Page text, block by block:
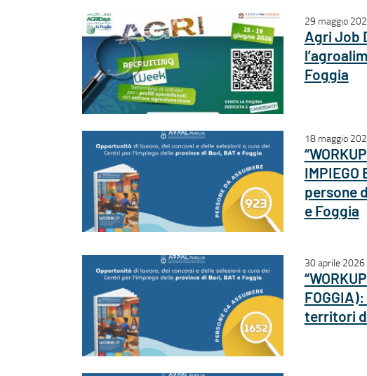
29 maggio
Agri Job
Foggia
18 maggio
persone
e Foggia
30 aprile 2026
territori